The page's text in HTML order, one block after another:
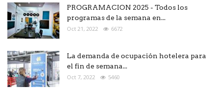
PROGRAMACION 2025 - Todos los
programas de la semana en...
Oct 21, 2022 6672
La demanda de ocupación hotelera para
el fin de semana...
Oct 7, 2022 5460